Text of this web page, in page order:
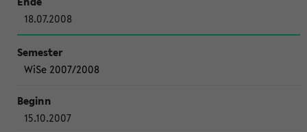
18.07.2008
WiSe 2007/2008
15.10.2007